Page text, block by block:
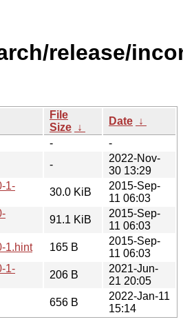
release/
File
Size ↓
Date ↓
-
-
-
2022-Nov-
30 13:29
1-
30.0 KiB
2015-Sep-
11 06:03
91.1 KiB
2015-Sep-
11 06:03
1.hint
165 B
2015-Sep-
11 06:03
1-
206 B
2021-Jun-
21 20:05
656 B
2022-Jan-11
15:14